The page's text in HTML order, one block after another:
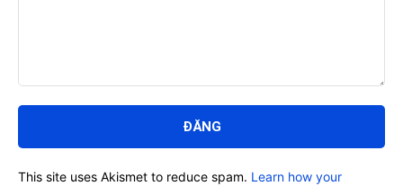
luận:
This site uses Akismet to reduce spam. Learn how your